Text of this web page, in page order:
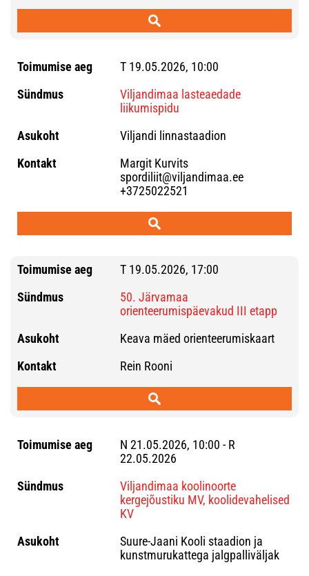
T 19.05.2026, 10:00
Viljandimaa lasteaedade
liikumispidu
Viljandi linnastaadion
Margit Kurvits
spordiliit@viljandimaa.ee
+3725022521
T 19.05.2026, 17:00
50. Järvamaa
orienteerumispäevakud III etapp
Keava mäed orienteerumiskaart
Rein Rooni
N 21.05.2026, 10:00 - R
22.05.2026
Viljandimaa koolinoorte
kergejõustiku MV, koolidevahelised
KV
Suure-Jaani Kooli staadion ja
kunstmurukattega jalgpalliväljak